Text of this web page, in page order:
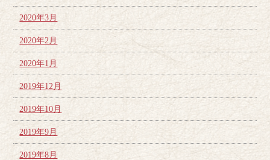
2020年3月
2020年2月
2020年1月
2019年12月
2019年10月
2019年9月
2019年8月